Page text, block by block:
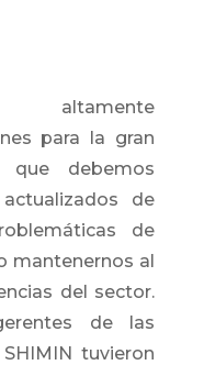
altamente
para la gran
que debemos
de
de
mantenernos al
del sector.
de las
tuvieron